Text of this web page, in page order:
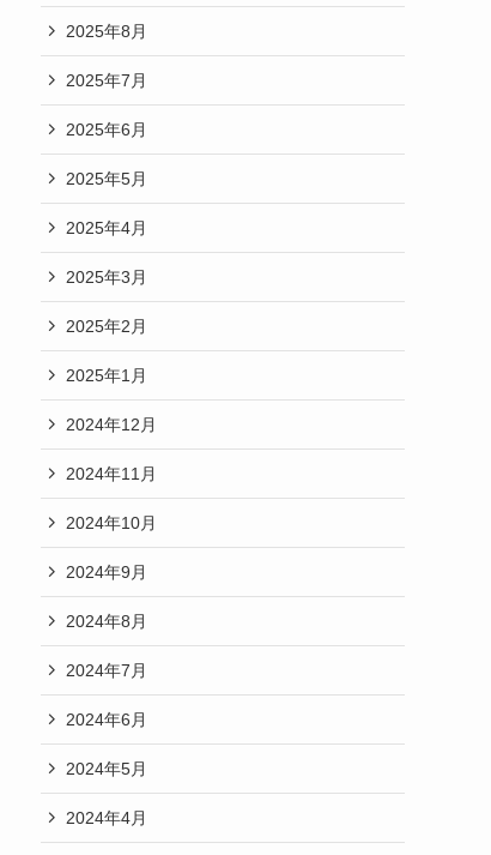
2025年8月
2025年7月
2025年6月
2025年5月
2025年4月
2025年3月
2025年2月
2025年1月
2024年12月
2024年11月
2024年10月
2024年9月
2024年8月
2024年7月
2024年6月
2024年5月
2024年4月